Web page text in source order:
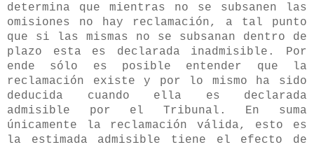
determina que mientras no se subsanen las
omisiones no hay reclamación, a tal punto
que si las mismas no se subsanan dentro de
plazo esta es declarada inadmisible. Por
ende sólo es posible entender que la
reclamación existe y por lo mismo ha sido
deducida cuando ella es declarada
admisible por el Tribunal. En suma
únicamente la reclamación válida, esto es
la estimada admisible tiene el efecto de